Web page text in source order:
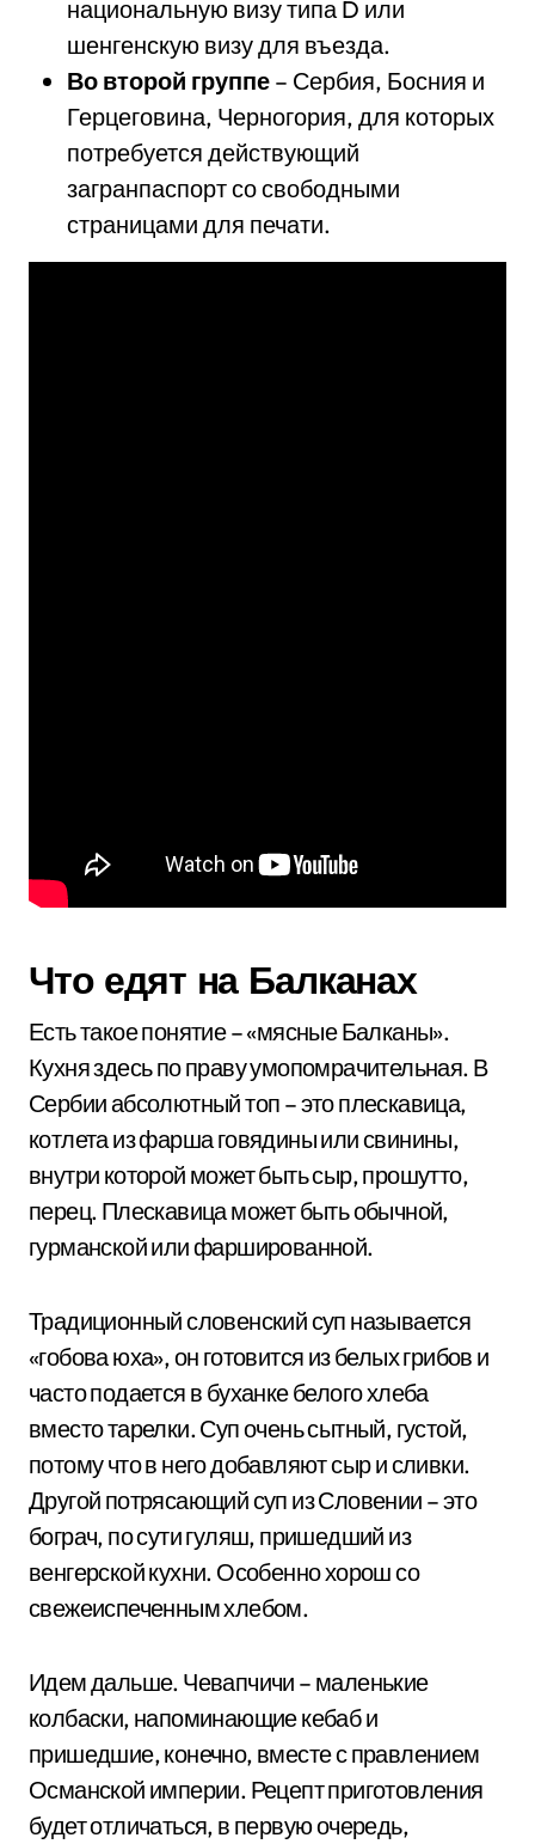
национальную визу типа D или
шенгенскую визу для въезда.
Во второй группе – Сербия, Босния и
Герцеговина, Черногория, для которых
потребуется действующий
загранпаспорт со свободными
страницами для печати.
Что едят на Балканах
Есть такое понятие – «мясные Балканы».
Кухня здесь по праву умопомрачительная. В
Сербии абсолютный топ – это плескавица,
котлета из фарша говядины или свинины,
внутри которой может быть сыр, прошутто,
перец. Плескавица может быть обычной,
гурманской или фаршированной.
Традиционный словенский суп называется
«гобова юха», он готовится из белых грибов и
часто подается в буханке белого хлеба
вместо тарелки. Суп очень сытный, густой,
потому что в него добавляют сыр и сливки.
Другой потрясающий суп из Словении – это
бограч, по сути гуляш, пришедший из
венгерской кухни. Особенно хорош со
свежеиспеченным хлебом.
Идем дальше. Чевапчичи – маленькие
колбаски, напоминающие кебаб и
пришедшие, конечно, вместе с правлением
Османской империи. Рецепт приготовления
будет отличаться, в первую очередь,